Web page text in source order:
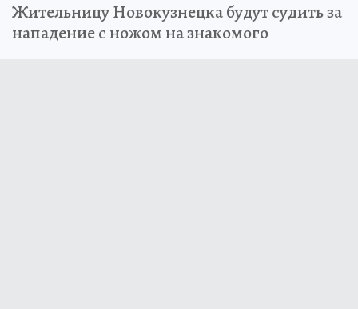
Жительницу Новокузнецка будут судить за
нападение с ножом на знакомого